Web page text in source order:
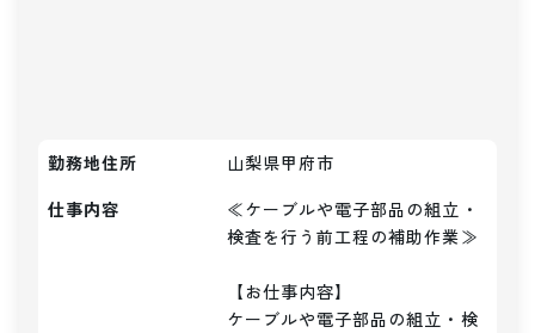
勤務地住所
山梨県甲府市
仕事内容
≪ケーブルや電子部品の組立・
検査を行う前工程の補助作業≫
【お仕事内容】
ケーブルや電子部品の組立・検